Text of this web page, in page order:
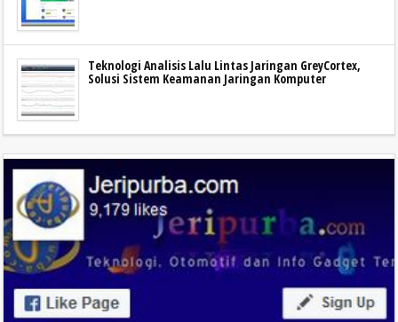
Teknologi Analisis Lalu Lintas Jaringan GreyCortex,
Solusi Sistem Keamanan Jaringan Komputer